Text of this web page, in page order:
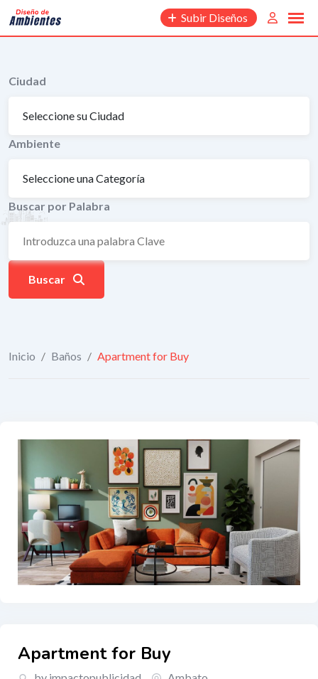
Saltar
contenido
Subir Diseños
Ciudad
Ambiente
Buscar por Palabra
Buscar
Inicio / Baños / Apartment for Buy
Apartment for Buy